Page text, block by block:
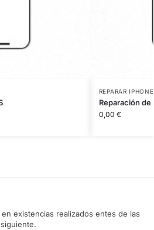
REPARAR IPHONE
Reparación de
0,00 €
existencias realizados entes de las